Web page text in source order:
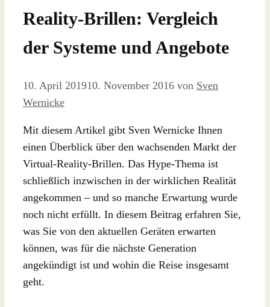
Reality-Brillen: Vergleich
der Systeme und Angebote
10. April 201910. November 2016 von Sven
Wernicke
Mit diesem Artikel gibt Sven Wernicke Ihnen
einen Überblick über den wachsenden Markt der
Virtual-Reality-Brillen. Das Hype-Thema ist
schließlich inzwischen in der wirklichen Realität
angekommen – und so manche Erwartung wurde
noch nicht erfüllt. In diesem Beitrag erfahren Sie,
was Sie von den aktuellen Geräten erwarten
können, was für die nächste Generation
angekündigt ist und wohin die Reise insgesamt
geht.